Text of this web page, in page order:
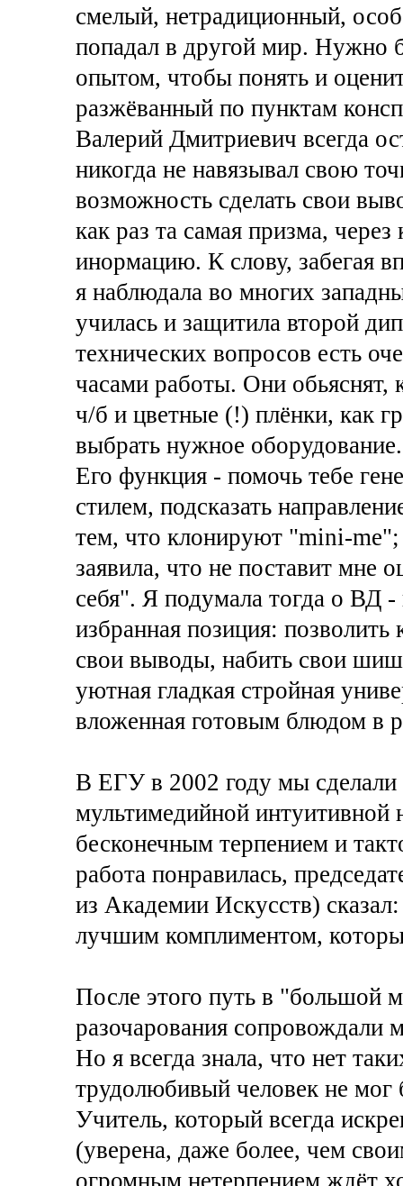
смелый, нетрадиционный,
попадал в другой мир. Нужно
опытом, чтобы понять и
разжёванный по пунктам
Валерий Дмитриевич всегда
никогда не навязывал свою
возможность сделать свои
как раз та самая призма,
инормацию. К слову, забегая
я наблюдала во многих
училась и защитила второй
технических вопросов есть
часами работы. Они обьяснят,
ч/б и цветные (!) плёнки, как
выбрать нужное
Его функция - помочь тебе
стилем, подсказать
тем, что клонируют "mini-
заявила, что не поставит мне
себя". Я подумала тогда о ВД
избранная позиция:
свои выводы, набить свои
уютная гладкая стройная
вложенная готовым блюдом в
В ЕГУ в 2002 году мы
мультимедийной
бесконечным терпением и
работа понравилась,
из Академии Искусств)
лучшим комплиментом,
После этого путь в "большой
разочарования сопровождали
Но я всегда знала, что нет
трудолюбивый человек не мог
Учитель, который всегда
(уверена, даже более, чем
огромным нетерпением ждёт